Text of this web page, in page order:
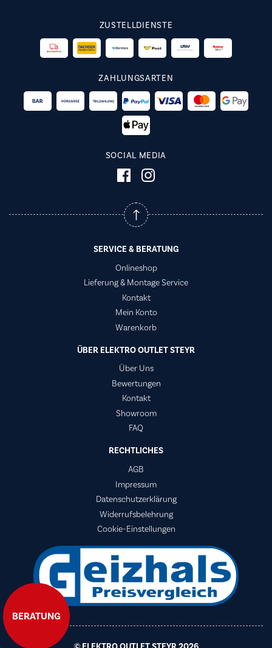
BERATUNG
ZUSTELLDIENSTE
ZAHLUNGSARTEN
SOCIAL MEDIA
SERVICE & BERATUNG
Onlineshop
Lieferung & Montage Service
Kontakt
Mein Konto
Warenkorb
ÜBER ELEKTRO OUTLET STEYR
Über Uns
Bewertungen
Kontakt
Showroom
FAQ
RECHTLICHES
AGB
Impressum
Datenschutzerklärung
Widerrufsbelehrung
Cookie-Einstellungen